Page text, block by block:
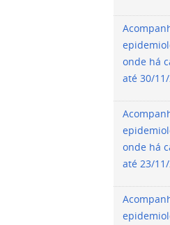
onde há
até 30/11/
onde há
até 23/11/